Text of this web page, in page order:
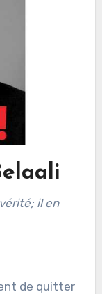
de quitter